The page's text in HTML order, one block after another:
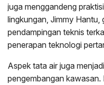
juga menggandeng
lingkungan, Jimmy Hantu,
pendampingan teknis
penerapan teknologi
Aspek tata air juga
pengembangan